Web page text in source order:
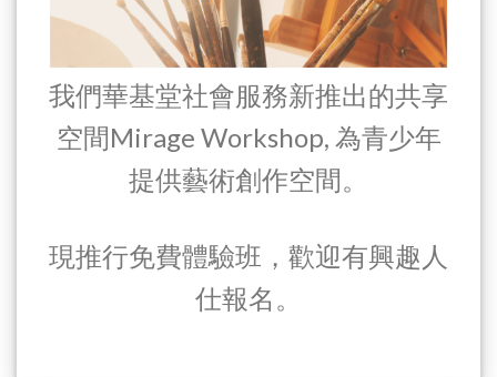
我們華基堂社會服務新推出的共享
空間Mirage Workshop, 為青少年
提供藝術創作空間。
現推行免費體驗班，歡迎有興趣人
仕報名。